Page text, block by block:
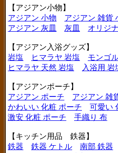
【アジアン小物】
アジアン 小物
アジアン 雑貨
アジアン 灰皿
灰皿 オリジ
【アジアン入浴グッズ】
岩塩
ヒマラヤ 岩塩 モンゴ
ヒマラヤ 天然 岩塩
入浴用 岩
【アジアンポーチ】
アジアン ポーチ
アジアン 雑
かわいい 化粧 ポーチ
可愛い
激安 化粧 ポーチ
手織り 布
【キッチン用品 鉄器】
鉄器
鉄器 ケトル 南部 鉄器